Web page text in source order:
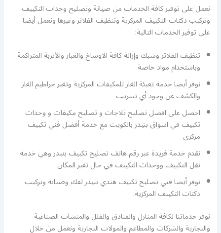
نعمل على توفير كافة الخدمات من صيانة وتصليح وحدات التكييف
وتركيب دكتات التكييف المركزية وتنظيف الفلاتر وغيرها ونعمل أيضا
على توفير الخدمات التالية:
تنظيف الفلاتر وشبك وإزالة كافة الاوساخ والغبار والأتربة المتراكمة
وباستخدام مواد خاصة
نوفر أيضا خدمة تعبئة الغاز للمكيفات المركزية وتغير خراطيم الغاز
والكشف عن وجود أي تسريب
احصل على افضل تصليح ثلاجات و تصليح مكيفات و وحدات
تكييف في اسواق بنيدر بالكويت مع خدمة أفضل فني تكييف
مركزي
نقدم خدمة فريدة عبر رقم هاتف تصليح تكييف بنيدر وهي خدمة
نقل التكييف ووحدات التكييف في حال تغير المكان
نوفر أيضا فني تصليح تكييف هندي بنيدر لفك وصيانة وتركيب
دكتات التكييف المركزية.
نوفر خدماتنا لكافة المنازل والفنادق والفلل والمنشآت الصناعية
والتجارية والشركات والمطاعم والمولات التجارية ونعمل من خلال